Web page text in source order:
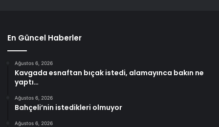
En Güncel Haberler
Ağustos 6, 2026
Kavgada esnaftan bıçak istedi, alamayınca bakın ne
yaptı…
Ağustos 6, 2026
Bahçeli’nin istedikleri olmuyor
Ağustos 6, 2026